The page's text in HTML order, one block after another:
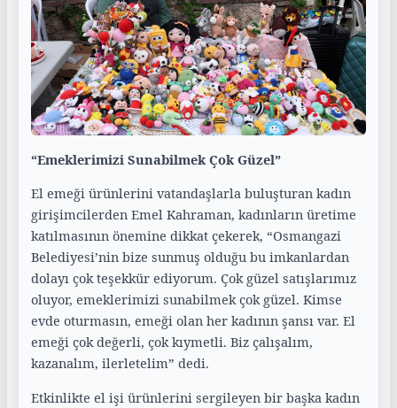
“Emeklerimizi Sunabilmek Çok Güzel”
El emeği ürünlerini vatandaşlarla buluşturan kadın
girişimcilerden Emel Kahraman, kadınların üretime
katılmasının önemine dikkat çekerek, “Osmangazi
Belediyesi’nin bize sunmuş olduğu bu imkanlardan
dolayı çok teşekkür ediyorum. Çok güzel satışlarımız
oluyor, emeklerimizi sunabilmek çok güzel. Kimse
evde oturmasın, emeği olan her kadının şansı var. El
emeği çok değerli, çok kıymetli. Biz çalışalım,
kazanalım, ilerletelim” dedi.
Etkinlikte el işi ürünlerini sergileyen bir başka kadın